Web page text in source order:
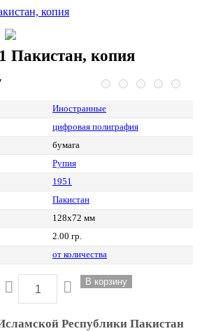
Пакистан, копия
Иностранные
цифровая полиграфия
бумага
Рупия
1951
Пакистан
128х72 мм
2.00 гр.
от количества
Республики Пакистан